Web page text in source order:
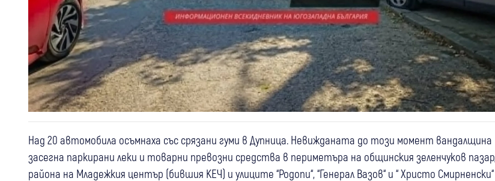
Над 20 автомобила осъмнаха със срязани гуми в Дупница. Невижданата до този момент вандалщина
засегна паркирани леки и товарни превозни средства в периметъра на общинския зеленчуков пазар,
района на Младежкия център (бившия КЕЧ) и улиците “Родопи“, “Генерал Вазов“ и “ Христо Смирненски“ .